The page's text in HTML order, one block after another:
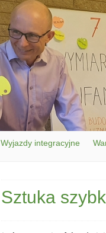
Wyjazdy integracyjne
Sztuka